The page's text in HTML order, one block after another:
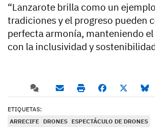
“Lanzarote brilla como un
tradiciones y el progreso pueden
perfecta armonía, manteniendo
con la inclusividad y
ETIQUETAS:
ARRECIFE DRONES ESPECTÁCULO DE DRONES